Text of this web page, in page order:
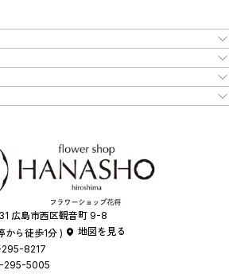
広島市西区観音町 9-8
から徒歩1分 )
地図を見る
8217
295-5005